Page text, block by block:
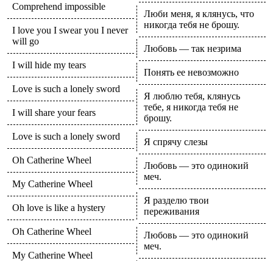
Comprehend impossible
I love you I swear you I never
will go
I will hide my tears
Love is such a lonely sword
I will share your fears
Love is such a lonely sword
Oh Catherine Wheel
My Catherine Wheel
Oh love is like a hystery
Oh Catherine Wheel
My Catherine Wheel
Люби меня, я клянусь, что
никогда тебя не брошу.
Любовь — так незрима
Понять ее невозможно
Я люблю тебя, клянусь
тебе, я никогда тебя не
брошу.
Я спрячу слезы
Любовь — это одинокий
меч.
Я разделю твои
переживания
Любовь — это одинокий
меч.